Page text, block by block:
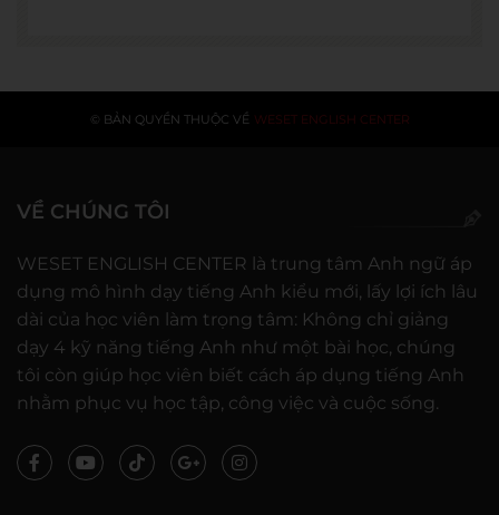
© BẢN QUYỀN THUỘC VỀ WESET ENGLISH CENTER
VỀ CHÚNG TÔI
WESET ENGLISH CENTER là trung tâm Anh ngữ áp
dụng mô hình dạy tiếng Anh kiểu mới, lấy lợi ích lâu
dài của học viên làm trọng tâm: Không chỉ giảng
dạy 4 kỹ năng tiếng Anh như một bài học, chúng
tôi còn giúp học viên biết cách áp dụng tiếng Anh
nhằm phục vụ học tập, công việc và cuộc sống.